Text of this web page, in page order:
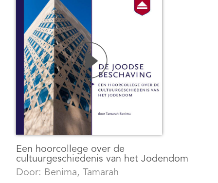
Een hoorcollege over de
cultuurgeschiedenis van het Jodendom
Door: Benima, Tamarah